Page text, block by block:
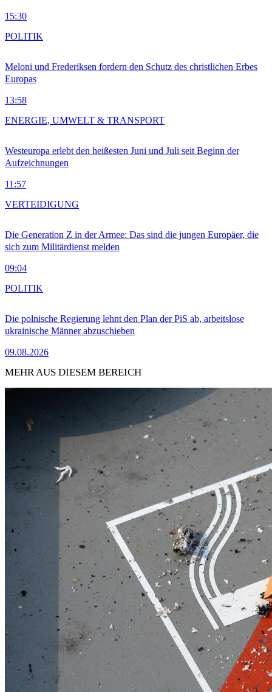
15:30
Meloni und Frederiksen fordern den Schutz des christlichen Erbes
Europas
13:58
POLITIK
Westeuropa erlebt den heißesten Juni und Juli seit Beginn der
Aufzeichnungen
11:57
ENERGIE, UMWELT & TRANSPORT
Die Generation Z in der Armee: Das sind die jungen Europäer, die
sich zum Militärdienst melden
09:04
VERTEIDIGUNG
Die polnische Regierung lehnt den Plan der PiS ab, arbeitslose
ukrainische Männer abzuschieben
09.08.2026
POLITIK
MEHR AUS DIESEM BEREICH